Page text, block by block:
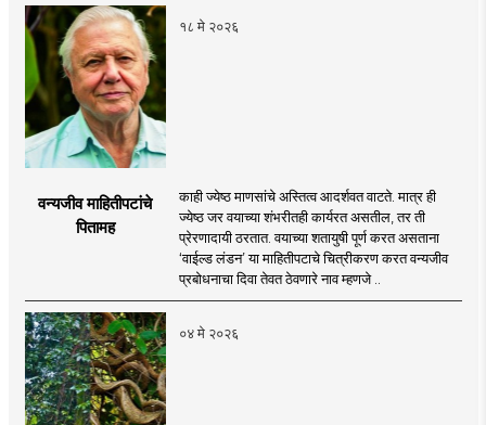
१८ मे २०२६
वन्यजीव माहितीपटांचे
पितामह
काही ज्येष्ठ माणसांचे अस्तित्व आदर्शवत वाटते. मात्र ही
ज्येष्ठ जर वयाच्या शंभरीतही कार्यरत असतील, तर ती
प्रेरणादायी ठरतात. वयाच्या शतायुषी पूर्ण करत असताना
‘वाईल्ड लंडन’ या माहितीपटाचे चित्रीकरण करत वन्यजीव
प्रबोधनाचा दिवा तेवत ठेवणारे नाव म्हणजे ..
०४ मे २०२६